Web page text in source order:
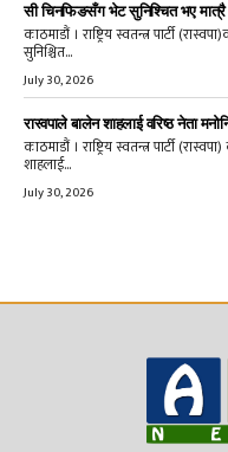
सी चिनफिङसँग भेट सुनिश्चित भए मात्रै
काठमाडौं । राष्ट्रिय स्वतन्त्र पार्टी
सुनिश्चित...
July 30, 2026
रास्वपाले बालेन शाहलाई वरिष्ठ नेता
काठमाडौं । राष्ट्रिय स्वतन्त्र पार्टी
शाहलाई...
July 30, 2026